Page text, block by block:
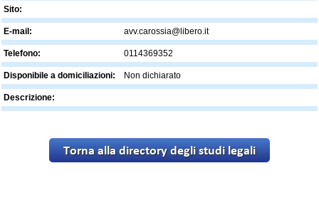
Sito:
E-mail: avv.carossia@libero.it
Telefono: 0114369352
Disponibile a domiciliazioni: Non dichiarato
Descrizione: